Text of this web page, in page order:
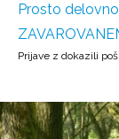
Prosto
Prijave z dokazili